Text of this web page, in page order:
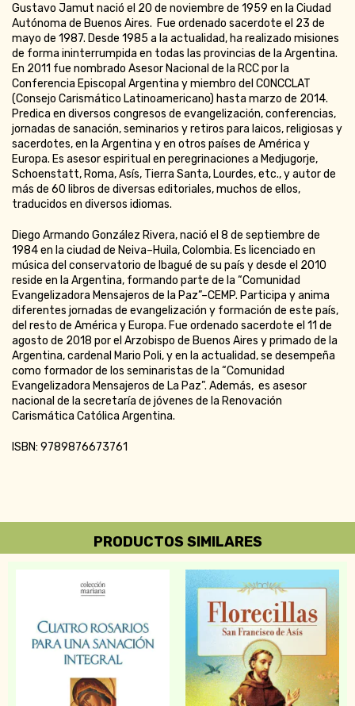
Gustavo Jamut nació el 20 de noviembre de 1959 en la Ciudad
Autónoma de Buenos Aires. Fue ordenado sacerdote el 23 de
mayo de 1987. Desde 1985 a la actualidad, ha realizado misiones
de forma ininterrumpida en todas las provincias de la Argentina.
En 2011 fue nombrado Asesor Nacional de la RCC por la
Conferencia Episcopal Argentina y miembro del CONCCLAT
(Consejo Carismático Latinoamericano) hasta marzo de 2014.
Predica en diversos congresos de evangelización, conferencias,
jornadas de sanación, seminarios y retiros para laicos, religiosas y
sacerdotes, en la Argentina y en otros países de América y
Europa. Es asesor espiritual en peregrinaciones a Medjugorje,
Schoenstatt, Roma, Asís, Tierra Santa, Lourdes, etc., y autor de
más de 60 libros de diversas editoriales, muchos de ellos,
traducidos en diversos idiomas.
Diego Armando González Rivera, nació el 8 de septiembre de
1984 en la ciudad de Neiva–Huila, Colombia. Es licenciado en
música del conservatorio de Ibagué de su país y desde el 2010
reside en la Argentina, formando parte de la “Comunidad
Evangelizadora Mensajeros de la Paz”–CEMP. Participa y anima
diferentes jornadas de evangelización y formación de este país,
del resto de América y Europa. Fue ordenado sacerdote el 11 de
agosto de 2018 por el Arzobispo de Buenos Aires y primado de la
Argentina, cardenal Mario Poli, y en la actualidad, se desempeña
como formador de los seminaristas de la “Comunidad
Evangelizadora Mensajeros de La Paz”. Además, es asesor
nacional de la secretaría de jóvenes de la Renovación
Carismática Católica Argentina.
ISBN: 9789876673761
PRODUCTOS SIMILARES